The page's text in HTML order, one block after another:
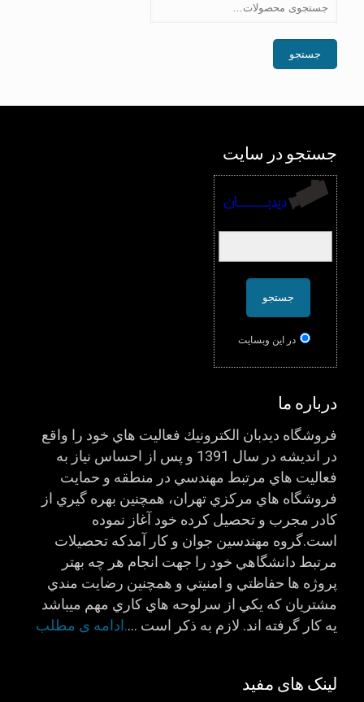
جستجو
جستجو در سایت
در اين وبسایت
درباره ما
فروشگاه ديدبان الكترونيك فعاليت هاي خود را واقع
در انديشه در سال 1391 و پس از احساس نياز به
فعاليت هاي مرتبط مهندسي در منطقه و حمايت
فروشگاه هاي مركزي تهران، همچنين بهره گيري از
كادر مجرب و تحصيل كرده خود آغاز نموده
است.گروه مهندسين جوان و كار آمدكه تحصيلات
مرتبط دانشگاهي خود را جهت انجام هر چه بهتر
پروژه ها حفاظتي و امنيتي و همچنين رضايت مندي
مشتريان كه يكي از سرلوحه هاي كاري مهم ميباشد
يه كار گرفته اند. لازم به ذكر است ….ادامه ی مطلب
لینک های مفید